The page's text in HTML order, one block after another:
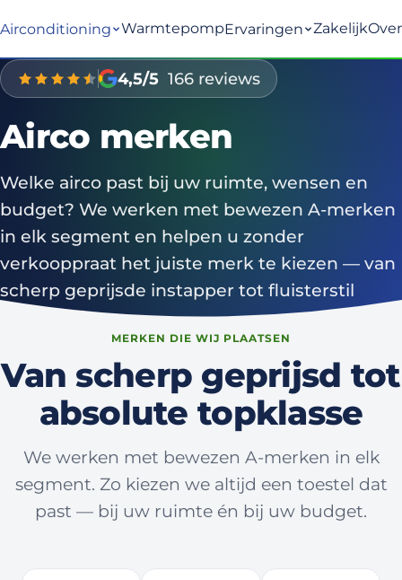
Airconditioning WarmtepompErvaringen Zakelijk
4,5/5 166 reviews
Airco merken
Welke airco past bij uw ruimte, wensen en
budget? We werken met bewezen A-merken
in elk segment en helpen u zonder
verkooppraat het juiste merk te kiezen — van
scherp geprijsde instapper tot fluisterstil
topmodel.
MERKEN DIE WIJ PLAATSEN
Van scherp geprijsd tot
absolute topklasse
We werken met bewezen A-merken in elk
segment. Zo kiezen we altijd een toestel dat
past — bij uw ruimte én bij uw budget.